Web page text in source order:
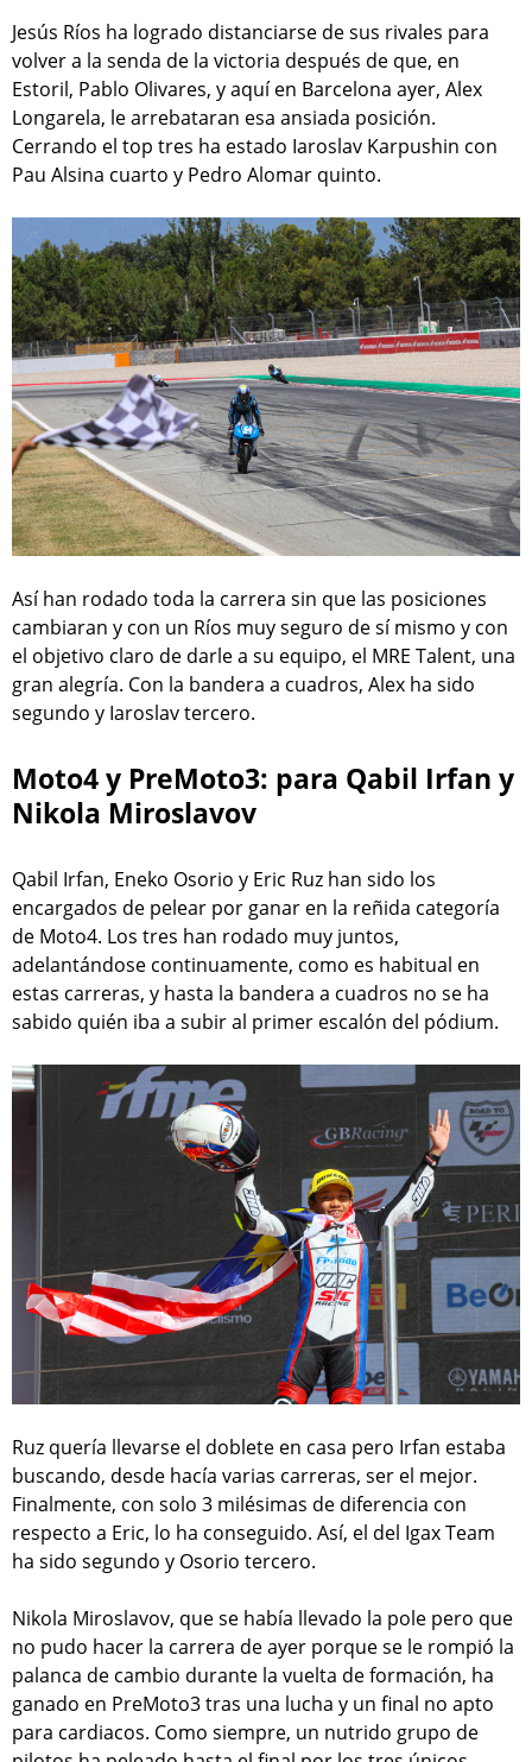
Jesús Ríos ha logrado distanciarse de sus rivales para
volver a la senda de la victoria después de que, en
Estoril, Pablo Olivares, y aquí en Barcelona ayer, Alex
Longarela, le arrebataran esa ansiada posición.
Cerrando el top tres ha estado Iaroslav Karpushin con
Pau Alsina cuarto y Pedro Alomar quinto.
Así han rodado toda la carrera sin que las posiciones
cambiaran y con un Ríos muy seguro de sí mismo y con
el objetivo claro de darle a su equipo, el MRE Talent, una
gran alegría. Con la bandera a cuadros, Alex ha sido
segundo y Iaroslav tercero.
Moto4 y PreMoto3: para Qabil Irfan y
Nikola Miroslavov
Qabil Irfan, Eneko Osorio y Eric Ruz han sido los
encargados de pelear por ganar en la reñida categoría
de Moto4. Los tres han rodado muy juntos,
adelantándose continuamente, como es habitual en
estas carreras, y hasta la bandera a cuadros no se ha
sabido quién iba a subir al primer escalón del pódium.
Ruz quería llevarse el doblete en casa pero Irfan estaba
buscando, desde hacía varias carreras, ser el mejor.
Finalmente, con solo 3 milésimas de diferencia con
respecto a Eric, lo ha conseguido. Así, el del Igax Team
ha sido segundo y Osorio tercero.
Nikola Miroslavov, que se había llevado la pole pero que
no pudo hacer la carrera de ayer porque se le rompió la
palanca de cambio durante la vuelta de formación, ha
ganado en PreMoto3 tras una lucha y un final no apto
para cardiacos. Como siempre, un nutrido grupo de